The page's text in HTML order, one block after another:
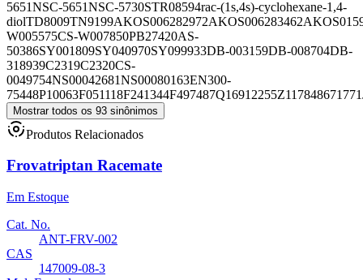
5651NSC-5651NSC-5730STR08594rac-(1s,4s)-cyclohexane-1,4-
diolTD8009TN9199AKOS006282972AKOS006283462
W005575CS-W007850PB27420AS-
50386SY001809SY040970SY099933DB-003159DB-008704DB-
318939C2319C2320CS-
0049754NS00042681NS00080163EN300-
75448P10063F051118F241344F497487Q16912255Z1178486717
Mostrar todos os 93 sinônimos
Produtos Relacionados
Frovatriptan Racemate
Em Estoque
Cat. No.
ANT-FRV-002
CAS
147009-08-3